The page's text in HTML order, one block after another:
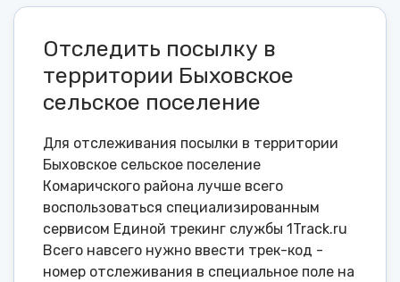
Отследить посылку в
территории Быховское
сельское поселение
Для отслеживания посылки в территории
Быховское сельское поселение
Комаричского района лучше всего
воспользоваться специализированным
сервисом Единой трекинг службы 1Track.ru
Всего навсего нужно ввести трек-код -
номер отслеживания в специальное поле на